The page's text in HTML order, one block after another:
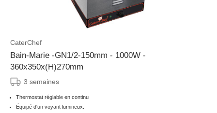
CaterChef
Bain-Marie -GN1/2-150mm - 1000W -
360x350x(H)270mm
3 semaines
Thermostat réglable en continu
Équipé d'un voyant lumineux.